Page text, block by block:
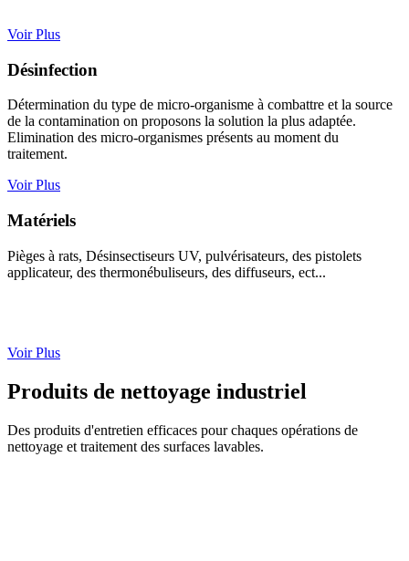
Voir Plus
Désinfection
Détermination du type de micro-organisme à combattre et la source
de la contamination on proposons la solution la plus adaptée.
Elimination des micro-organismes présents au moment du
traitement.
Voir Plus
Matériels
Pièges à rats, Désinsectiseurs UV, pulvérisateurs, des pistolets
applicateur, des thermonébuliseurs, des diffuseurs, ect...
Voir Plus
Produits de nettoyage industriel
Des produits d'entretien efficaces pour chaques opérations de
nettoyage et traitement des surfaces lavables.